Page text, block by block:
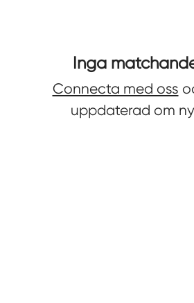
Inga
Connecta med oss
uppdaterad om